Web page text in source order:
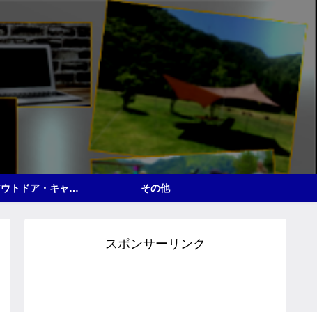
△アウトドア・キャンプ その他
スポンサーリンク